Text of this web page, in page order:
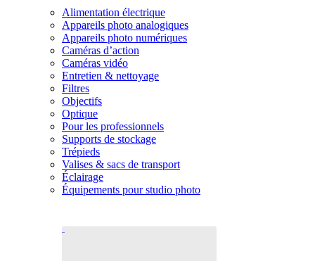
Alimentation électrique
Appareils photo analogiques
Appareils photo numériques
Caméras d’action
Caméras vidéo
Entretien & nettoyage
Filtres
Objectifs
Optique
Pour les professionnels
Supports de stockage
Trépieds
Valises & sacs de transport
Éclairage
Équipements pour studio photo